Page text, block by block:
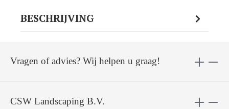
BESCHRIJVING
CSW Landscaping B.V.
Vragen of advies? Wij helpen u graag!